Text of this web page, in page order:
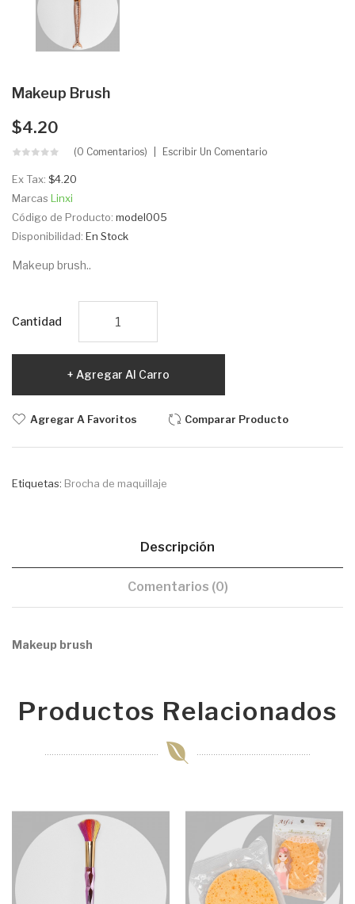
Makeup Brush
$4.20
(0 Comentarios) Escribir Un Comentario
Ex Tax: $4.20
Marcas Linxi
Código de Producto: model005
Disponibilidad: En Stock
Makeup brush..
Cantidad
Agregar Al Carro
Agregar A Favoritos Comparar Producto
Etiquetas: Brocha de maquillaje
Descripción
Comentarios (0)
Makeup brush
Productos Relacionados